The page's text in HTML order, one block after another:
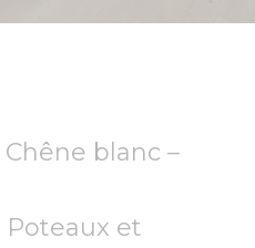
Chêne blanc –
Poteaux et